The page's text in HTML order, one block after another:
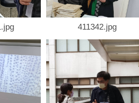
411342.jpg